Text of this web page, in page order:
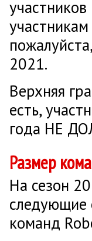
2021.
Верхняя
есть,
года НЕ
Размер
На сезон
следующие
команд